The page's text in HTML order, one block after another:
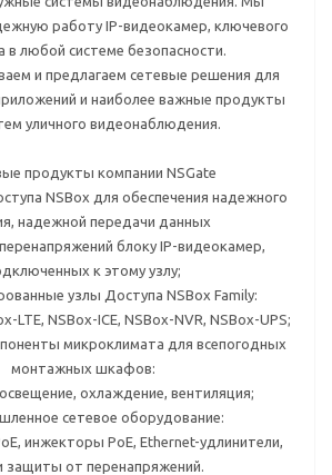
работу IP-видеокамер, ключевого
в любой системе безопасности.
и предлагаем сетевые решения для
и наиболее важные продукты
уличного видеонаблюдения.
продукты компании NSGate
NSBox для обеспечения надежного
надежной передачи данных
блоку IP-видеокамер,
к этому узлу;
узлы Доступа NSBox Family:
LTE, NSBox-ICE, NSBox-NVR, NSBox-UPS;
микроклимата для всепогодных
монтажных шкафов:
охлаждение, вентиляция;
сетевое оборудование:
инжекторы PoE, Ethernet-удлинители,
защиты от перенапряжений.